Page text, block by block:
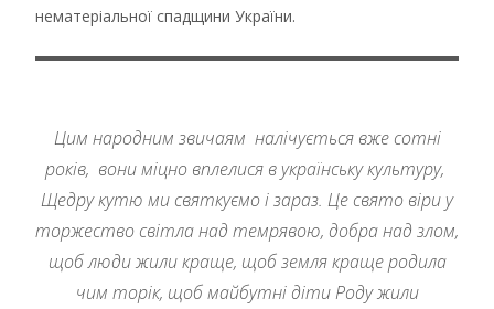
нематеріальної спадщини України.
Цим народним звичаям налічується вже сотні
років, вони міцно вплелися в українську культуру,
Щедру кутю ми святкуємо і зараз. Це свято віри у
торжество світла над темрявою, добра над злом,
щоб люди жили краще, щоб земля краще родила
чим торік, щоб майбутні діти Роду жили